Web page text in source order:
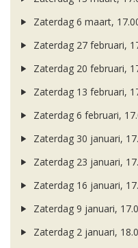
Zaterdag 6 maart,
Zaterdag 27 februari,
Zaterdag 20 februari,
Zaterdag 13 februari,
Zaterdag 6 februari,
Zaterdag 30 januari,
Zaterdag 23 januari,
Zaterdag 16 januari,
Zaterdag 9 januari,
Zaterdag 2 januari,